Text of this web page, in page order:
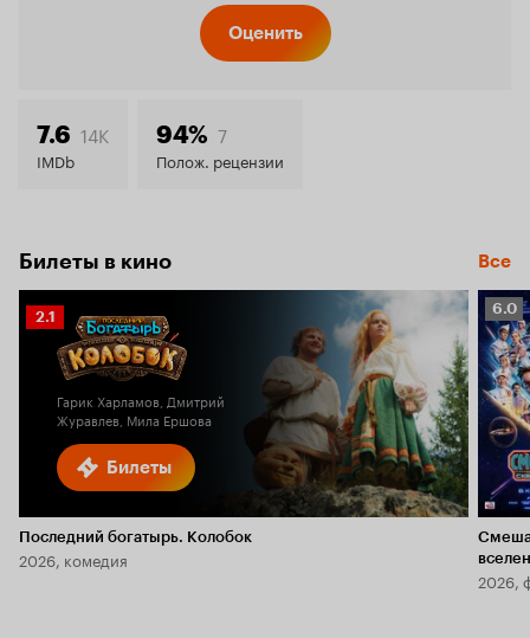
7.9
Оценить
7.6 14K
IMDb
94% 7
Полож. рецензии
Билеты в кино Все
Билеты
Рейтинг
Кинопоиска
2.1
Гарик Харламов, Дмитрий
Журавлев, Мила Ершова
Последний богатырь. Колобок
2026, комедия
6.0
6.0
2026,